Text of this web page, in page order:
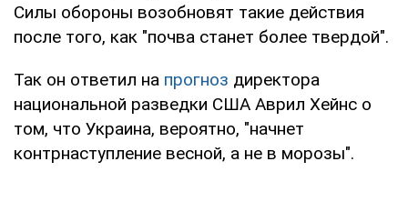
Силы обороны возобновят такие действия
после того, как "почва станет более твердой".
Так он ответил на прогноз директора
национальной разведки США Аврил Хейнс о
том, что Украина, вероятно, "начнет
контрнаступление весной, а не в морозы".